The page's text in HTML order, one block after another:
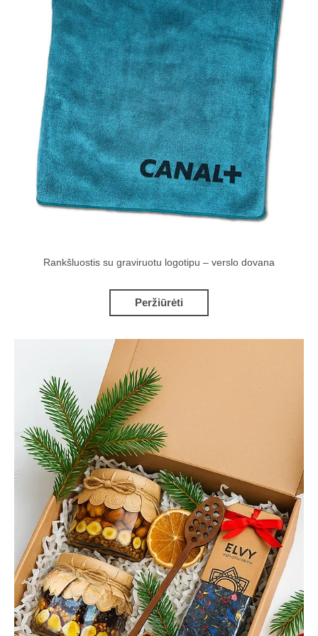
Rankšluostis su graviruotu logotipu – verslo dovana
Peržiūrėti